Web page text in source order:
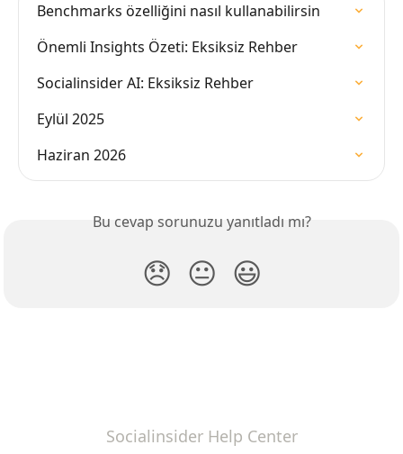
Benchmarks özelliğini nasıl kullanabilirsin
Önemli Insights Özeti: Eksiksiz Rehber
Socialinsider AI: Eksiksiz Rehber
Eylül 2025
Haziran 2026
Bu cevap sorunuzu yanıtladı mı?
😞 😐 😃
Socialinsider Help Center